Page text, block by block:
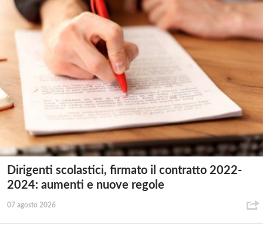
Dirigenti scolastici, firmato il contratto 2022-
2024: aumenti e nuove regole
07 agosto 2026